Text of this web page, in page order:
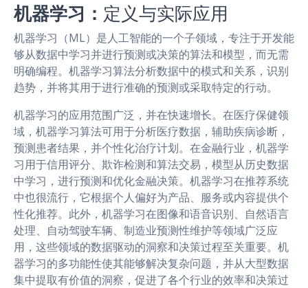
机器学习： 定义与实际应用
机器学习（ML）是人工智能的一个子领域，专注于开发能
够从数据中学习并进行预测或决策的算法和模型，而无需
明确编程。机器学习算法分析数据中的模式和关系，识别
趋势，并将其用于进行准确的预测或采取特定的行动。
机器学习的应用范围广泛，并在快速增长。在医疗保健领
域，机器学习算法可用于分析医疗数据，辅助疾病诊断，
预测患者结果，并个性化治疗计划。在金融行业，机器学
习用于信用评分、欺诈检测和算法交易，模型从历史数据
中学习，进行预测和优化金融决策。机器学习在推荐系统
中也很流行，它根据个人偏好为产品、服务或内容提供个
性化推荐。此外，机器学习在图像和语音识别、自然语言
处理、自动驾驶车辆、制造业预测性维护等领域广泛应
用，这些领域的数据驱动的洞察和决策过程至关重要。机
器学习的多功能性使其能够解决复杂问题，并从大型数据
集中提取有价值的洞察，促进了各个行业的效率和决策过